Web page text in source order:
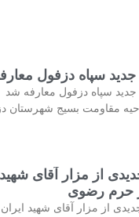
جدید سپاه دزفول
جدید سپاه دزفول معارفه شد
مقاومت بسیج شهرستان
از مزار آقای
حرم رضوی
از مزار آقای شهید